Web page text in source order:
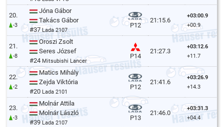
20.
-3
Jóna Gábor
Takács Gábor
#37Lada 2107
P12
21:15.6
+03:00.9
+00.9
21.
-8
Oroszi Zsolt
Seres József
#24 Mitsubishi Lancer
P14
21:27.3
+03:12.6
+11.7
22.
-2
Matics Mihály
Zejda Viktória
#20 Lada 2101
P12
21:41.6
+03:26.9
+14.3
23.
-3
Molnár Attila
Molnár László
#39Lada 2107
P13
21:46.0
+03:31.3
+04.4